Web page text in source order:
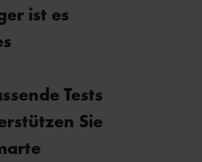
ist es
Tests
Sie